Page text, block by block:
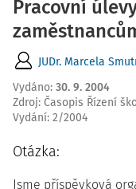
Pracovní
JUDr. Marcela
Vydáno: 30. 9. 2004
Zdroj: Časopis Řízení
Vydání: 2/2004
Otázka:
Jsme příspěvková